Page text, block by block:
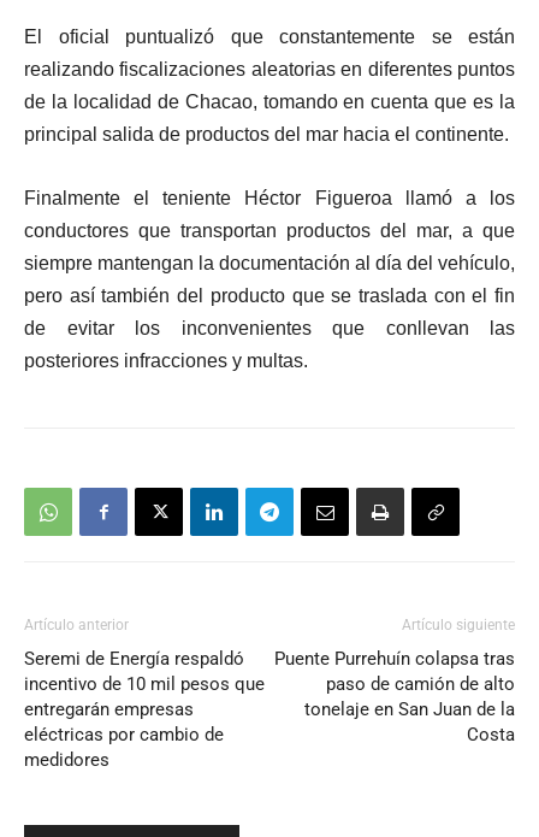
El oficial puntualizó que constantemente se están
realizando fiscalizaciones aleatorias en diferentes puntos
de la localidad de Chacao, tomando en cuenta que es la
principal salida de productos del mar hacia el continente.
Finalmente el teniente Héctor Figueroa llamó a los
conductores que transportan productos del mar, a que
siempre mantengan la documentación al día del vehículo,
pero así también del producto que se traslada con el fin
de evitar los inconvenientes que conllevan las
posteriores infracciones y multas.
Artículo anterior
Seremi de Energía respaldó
incentivo de 10 mil pesos que
entregarán empresas
eléctricas por cambio de
medidores
Artículo siguiente
Puente Purrehuín colapsa tras
paso de camión de alto
tonelaje en San Juan de la
Costa